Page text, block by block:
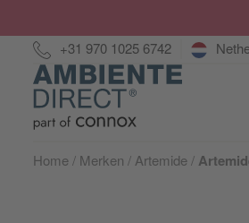
Hotline:
+31 970 1025 6742
Home
Home Merken Artemide